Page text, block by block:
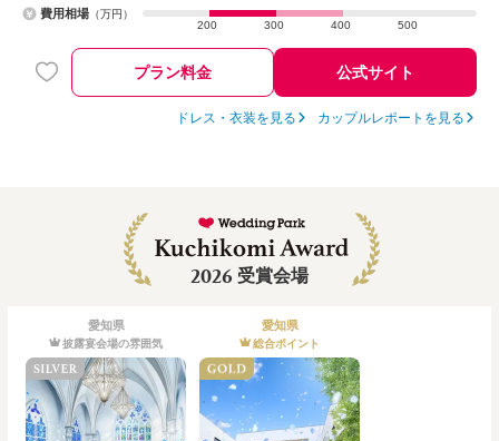
費用相場 （万円）
200
300 400 500
プラン料金 公式サイト
ドレス・衣装を見る カップルレポートを見る
2026 受賞会場
愛知県
披露宴会場の雰囲気
愛知県
総合ポイント